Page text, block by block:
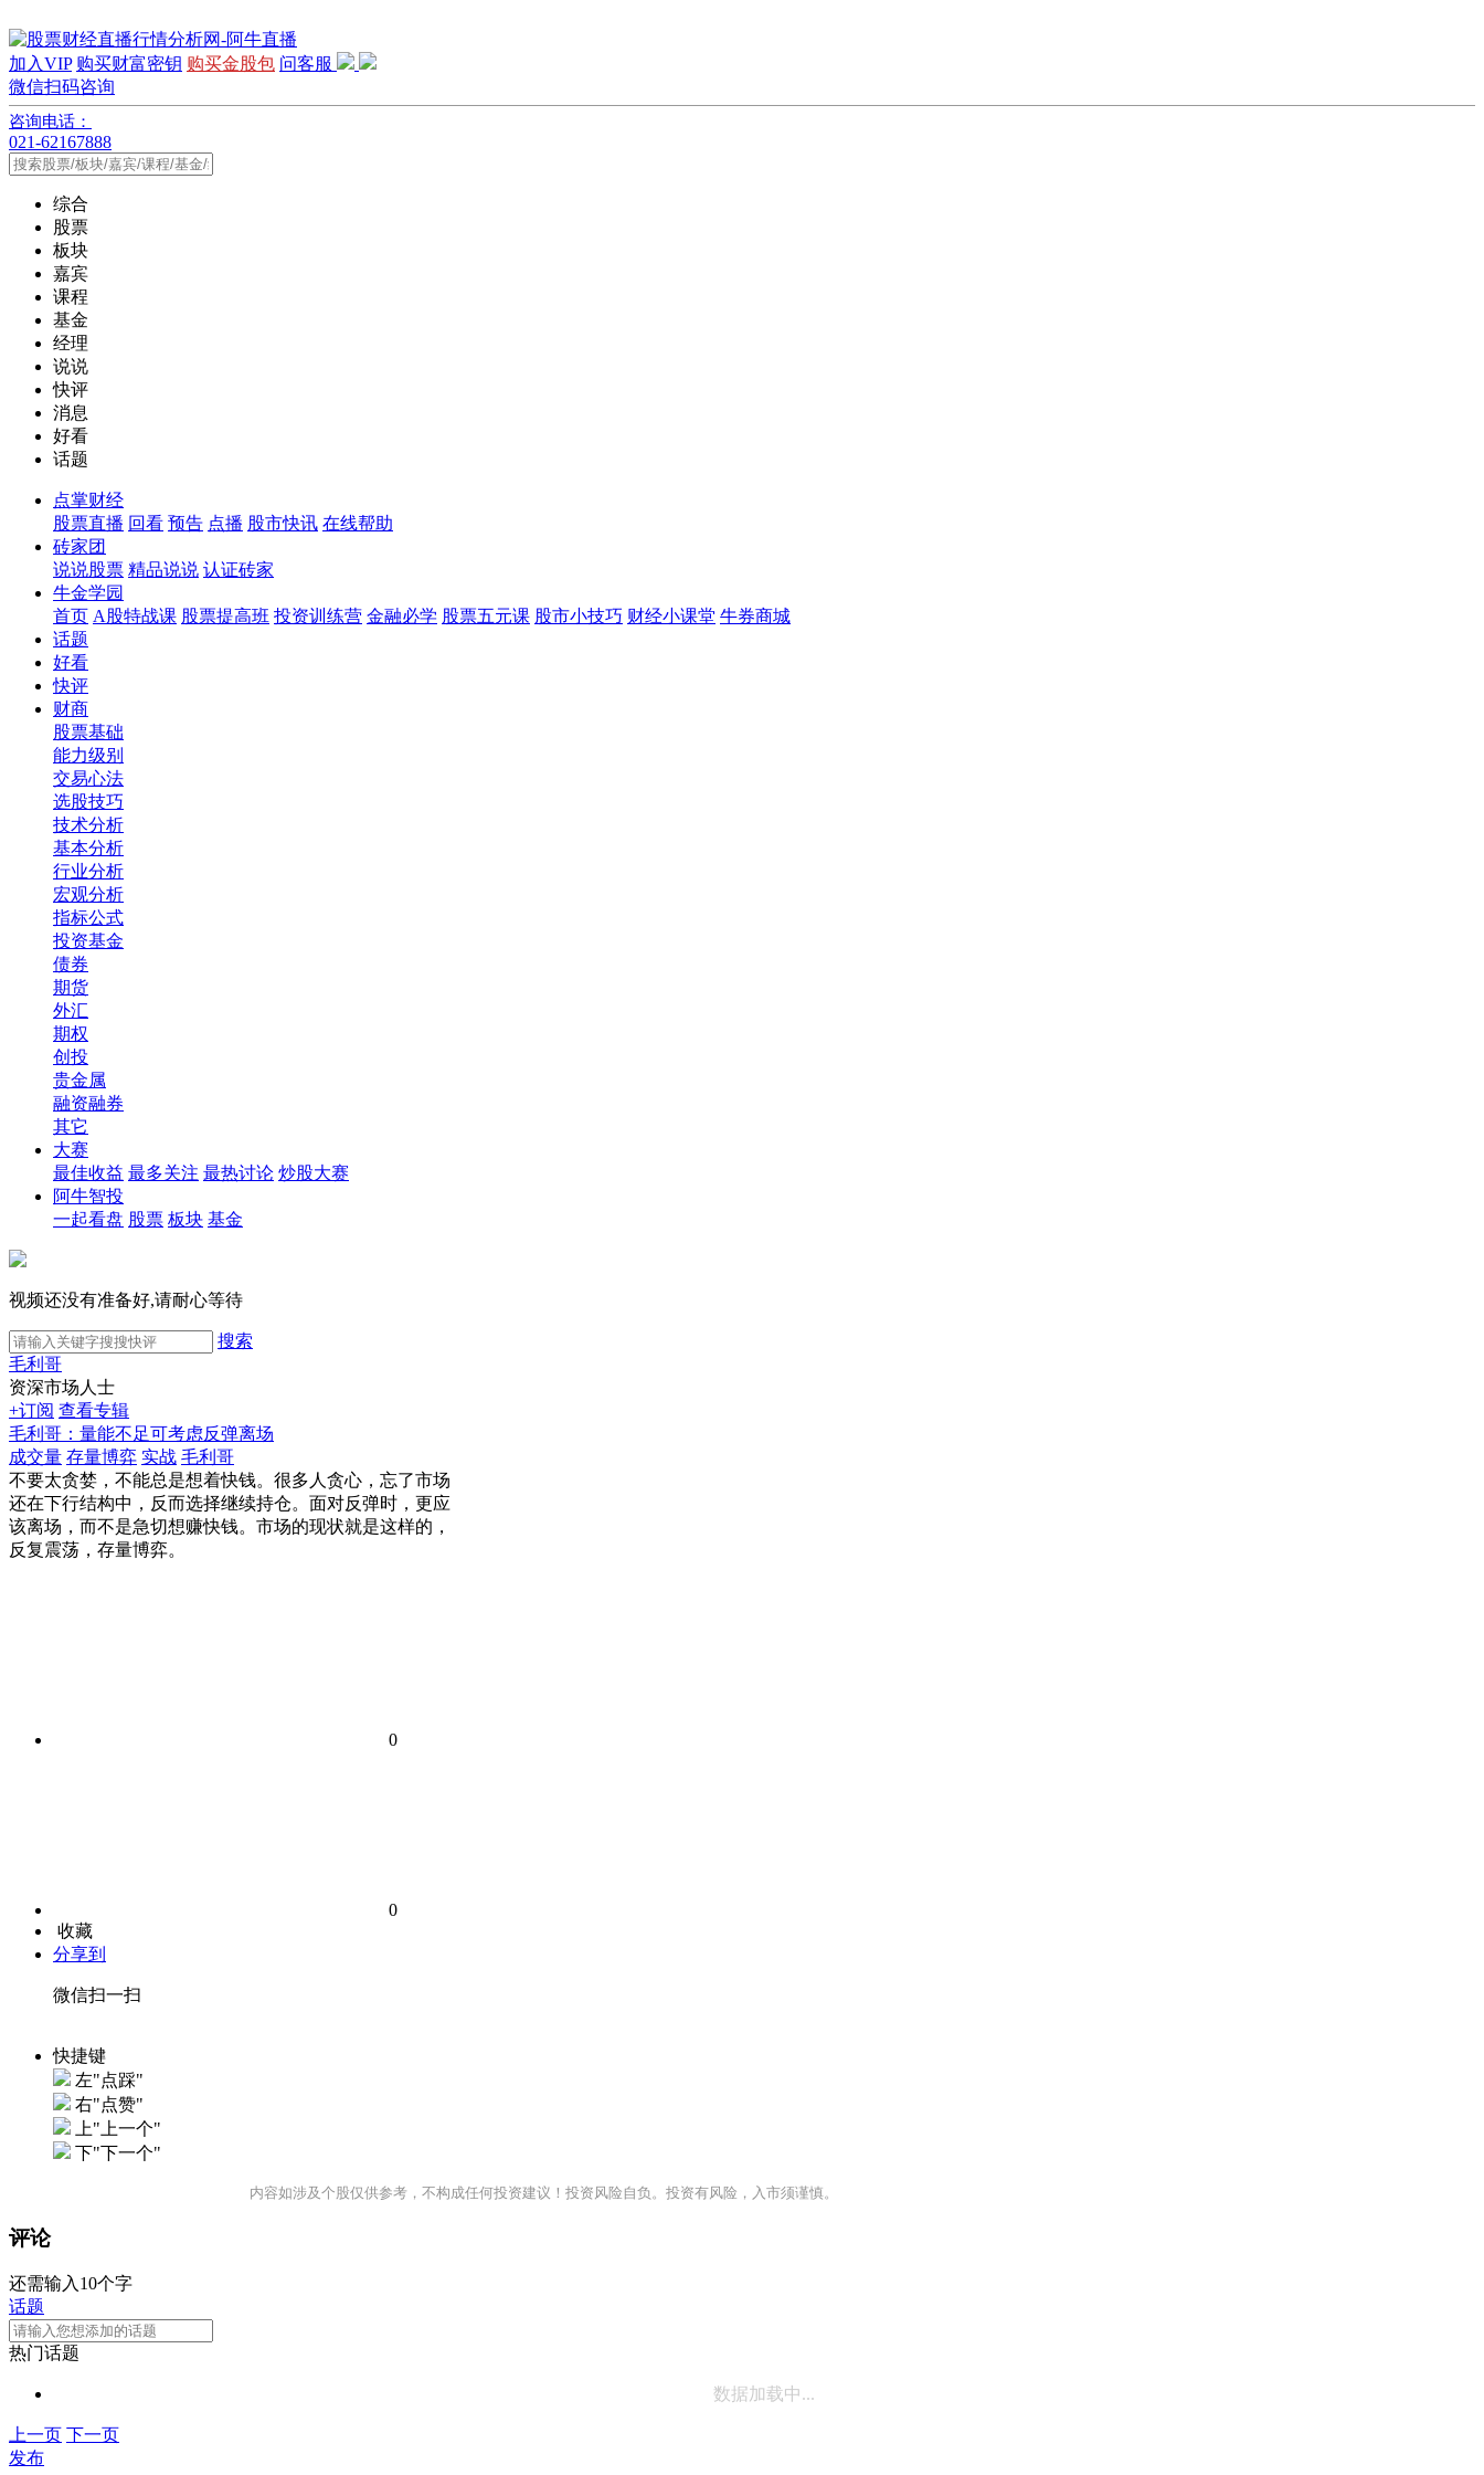
加入VIP 购买财富密钥 购买金股包 问客服
微信扫码咨询
咨询电话：
021-62167888
综合
股票
板块
嘉宾
课程
基金
经理
说说
快评
消息
好看
话题
点掌财经
股票直播 回看 预告 点播 股市快讯 在线帮助
砖家团
说说股票 精品说说 认证砖家
牛金学园
首页 A股特战课 股票提高班 投资训练营 金融必学 股票五元课 股市小技巧 财经小课堂 牛券商城
话题
好看
快评
财商
股票基础
能力级别
交易心法
选股技巧
技术分析
基本分析
行业分析
宏观分析
指标公式
投资基金
债券
期货
外汇
期权
创投
贵金属
融资融券
其它
大赛
最佳收益 最多关注 最热讨论 炒股大赛
阿牛智投
一起看盘 股票 板块 基金
视频还没有准备好,请耐心等待
搜索
毛利哥
资深市场人士
+订阅 查看专辑
毛利哥：量能不足可考虑反弹离场
成交量 存量博弈 实战 毛利哥
不要太贪婪，不能总是想着快钱。很多人贪心，忘了市场
还在下行结构中，反而选择继续持仓。面对反弹时，更应
该离场，而不是急切想赚快钱。市场的现状就是这样的，
反复震荡，存量博弈。
0
0
收藏
分享到
微信扫一扫
快捷键
左"点踩"
右"点赞"
上"上一个"
下"下一个"
内容如涉及个股仅供参考，不构成任何投资建议！投资风险自负。投资有风险，入市须谨慎。
评论
还需输入10个字
话题
热门话题
数据加载中...
上一页 下一页
发布